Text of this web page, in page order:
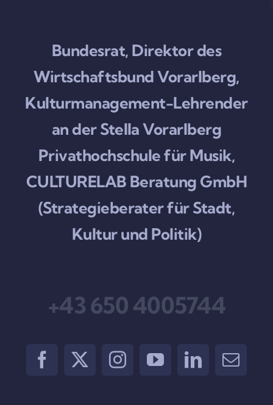
Bundesrat, Direktor des
Wirtschaftsbund Vorarlberg,
Kulturmanagement-Lehrender
an der Stella Vorarlberg
Privathochschule für Musik,
CULTURELAB Beratung GmbH
(Strategieberater für Stadt,
Kultur und Politik)
+43 650 4005744